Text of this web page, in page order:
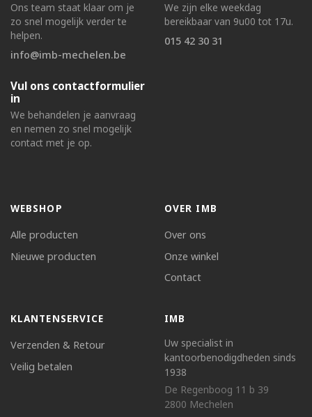
Ons team staat klaar om je
zo snel mogelijk verder te
helpen.
info@imb-mechelen.be
We zijn elke weekdag
bereikbaar van 9u00 tot 17u.
015 42 30 31
Vul ons contactformulier
in
We behandelen je aanvraag
en nemen zo snel mogelijk
contact met je op.
WEBSHOP
Alle producten
Nieuwe producten
OVER IMB
Over ons
Onze winkel
Contact
KLANTENSERVICE
Verzenden & Retour
Veilig betalen
IMB
Uw specialist in
kantoorbenodigdheden sinds
1938
De Regenboog 11 b 39
2800 Mechelen